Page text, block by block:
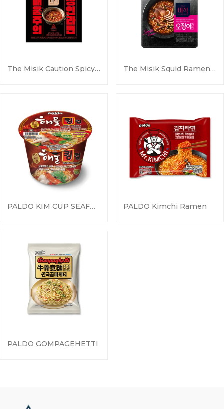
The Misik Caution Spicy Artisan Ramen 270g (135g X 2 Packs) The Misik Squid Ramen 130g * 4 Pack
PALDO KIM CUP SEAFOOD FLAVOR PALDO Kimchi Ramen
PALDO GOMPAGEHETTI